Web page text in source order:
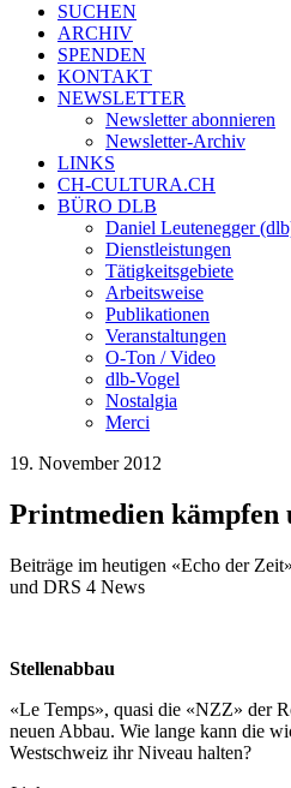
SUCHEN
ARCHIV
SPENDEN
KONTAKT
NEWSLETTER
Newsletter abonnieren
Newsletter-Archiv
LINKS
CH-CULTURA.CH
BÜRO DLB
Daniel Leutenegger
Dienstleistungen
Tätigkeitsgebiete
Arbeitsweise
Publikationen
Veranstaltungen
O-Ton / Video
dlb-Vogel
Nostalgia
Merci
19. November 2012
Printmedien kämpfen
Beiträge im heutigen «Echo der
und DRS 4 News
Stellenabbau
«Le Temps», quasi die «NZZ» der
neuen Abbau. Wie lange kann die
Westschweiz ihr Niveau halten?